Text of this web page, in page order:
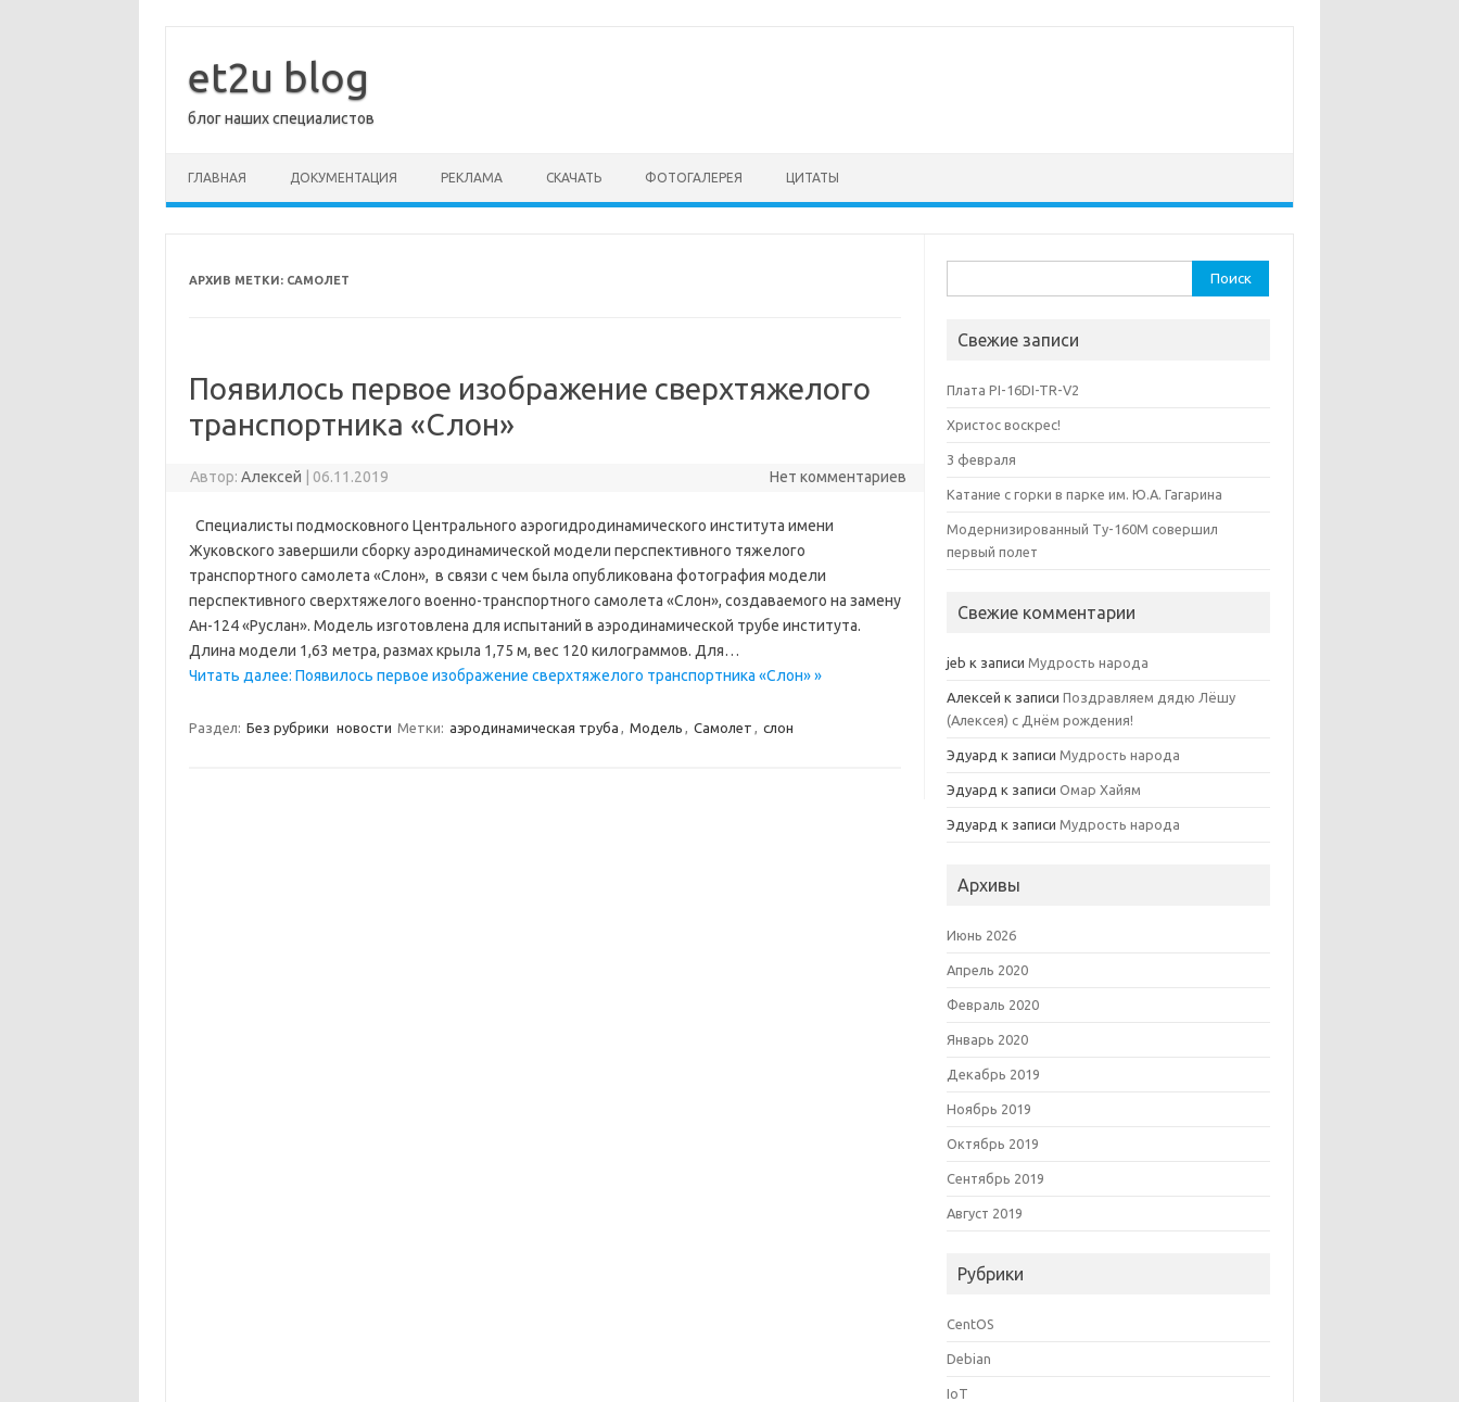
содержимому
et2u blog
блог наших специалистов
ГЛАВНАЯ ДОКУМЕНТАЦИЯ РЕКЛАМА СКАЧАТЬ ФОТОГАЛЕРЕЯ ЦИТАТЫ
АРХИВ МЕТКИ: САМОЛЕТ
Появилось первое изображение сверхтяжелого
транспортника «Слон»
Автор:Алексей 06.11.2019 Нет комментариев
Специалисты подмосковного Центрального аэрогидродинамического института имени
Жуковского завершили сборку аэродинамической модели перспективного тяжелого
транспортного самолета «Слон», в связи с чем была опубликована фотография модели
перспективного сверхтяжелого военно-транспортного самолета «Слон», создаваемого на замену
Ан-124 «Руслан». Модель изготовлена для испытаний в аэродинамической трубе института.
Длина модели 1,63 метра, размах крыла 1,75 м, вес 120 килограммов. Для…
Читать далее: Появилось первое изображение сверхтяжелого транспортника «Слон» »
Раздел: Без рубрики новости Метки: аэродинамическая труба , Модель , Самолет , слон
Свежие записи
Плата PI-16DI-TR-V2
Христос воскрес!
3 февраля
Катание с горки в парке им. Ю.А. Гагарина
Модернизированный Ту-160М совершил
первый полет
Свежие комментарии
jeb к записиМудрость народа
Алексей к записиПоздравляем дядю Лёшу
(Алексея) с Днём рождения!
Эдуард к записиМудрость народа
Эдуард к записиОмар Хайям
Эдуард к записиМудрость народа
Архивы
Июнь 2026
Апрель 2020
Февраль 2020
Январь 2020
Декабрь 2019
Ноябрь 2019
Октябрь 2019
Сентябрь 2019
Август 2019
Рубрики
CentOS
Debian
IoT